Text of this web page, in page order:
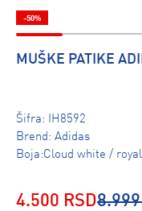
-50%
MUŠKE PATIKE
Šifra: IH8592
Brend: Adidas
Boja:Cloud white /
4.500 RSD